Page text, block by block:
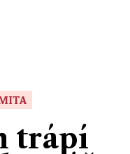
trápí